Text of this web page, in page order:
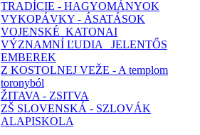
TRADÍCIE - HAGYOMÁNYOK
VYKOPÁVKY - ÁSATÁSOK
VOJENSKÉ_KATONAI
VÝZNAMNÍ ĽUDIA _JELENTŐS
EMBEREK
Z KOSTOLNEJ VEŽE - A templom
toronyból
ŽITAVA - ZSITVA
ZŠ SLOVENSKÁ - SZLOVÁK
ALAPISKOLA